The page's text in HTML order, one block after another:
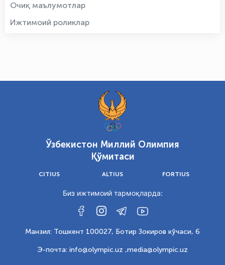
Очиқ маълумотлар
Ижтимоий роликлар
Ўзбекистон Миллий Олимпия
Қўмитаси
CITIUS ALTIUS FORTIUS
Биз ижтимоий тармоқларда:
Манзил: Тошкент 100027, Ботир Зокиров кўчаси, 6
Э-почта: info@olympic.uz ,media@olympic.uz